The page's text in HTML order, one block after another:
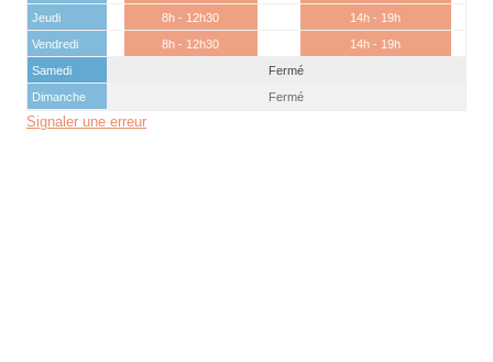
Jeudi
8h - 12h30
14h - 19h
Vendredi
8h - 12h30
14h - 19h
Samedi
Fermé
Dimanche
Fermé
Signaler une erreur